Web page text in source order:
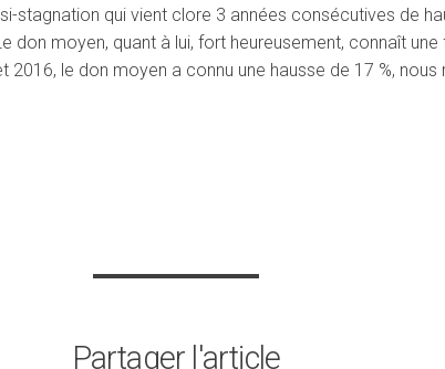
stagnation qui vient clore 3 années consécutives de
don moyen, quant à lui, fort heureusement, connaît
le don moyen a connu une hausse de 17 %, nous
Partager l'article